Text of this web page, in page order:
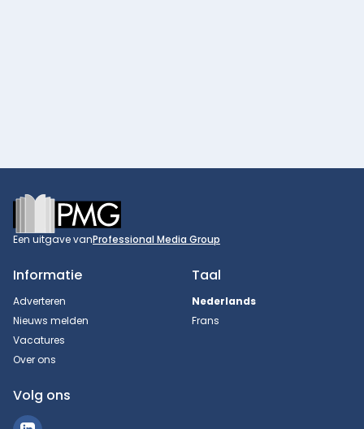
Footer
Een uitgave vanProfessional Media Group
Informatie
Adverteren
Nieuws melden
Vacatures
Over ons
Taal
Nederlands
Frans
Volg ons